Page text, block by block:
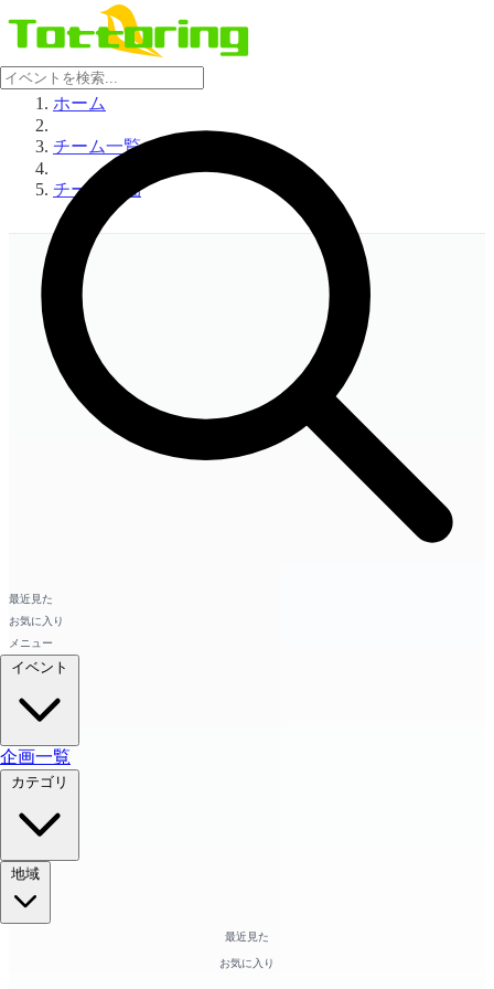
最近見た
お気に入り
メニュー
企画一覧
最近見た
お気に入り
ホーム
チーム一覧
チーム詳細